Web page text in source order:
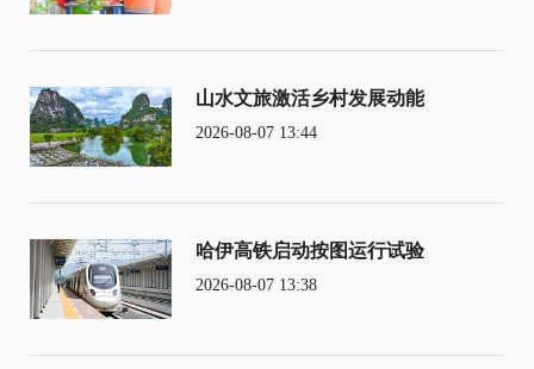
山水文旅激活乡村发展动能
2026-08-07 13:44
哈伊高铁启动按图运行试验
2026-08-07 13:38